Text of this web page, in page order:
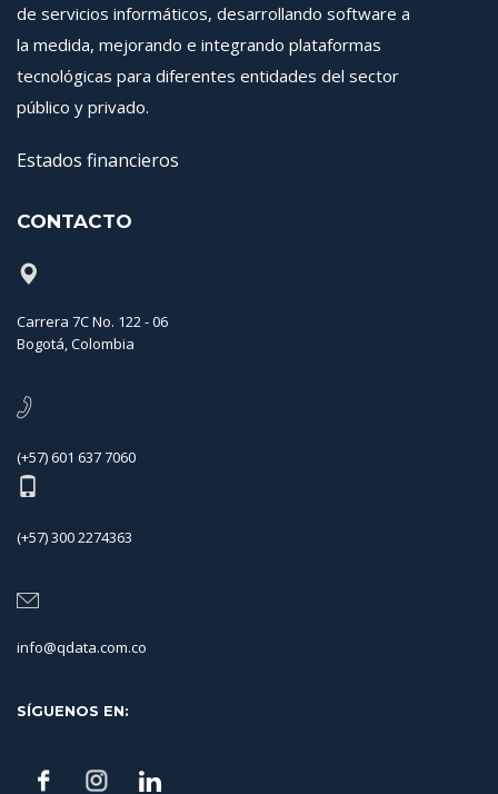
de servicios informáticos, desarrollando software a
la medida, mejorando e integrando plataformas
tecnológicas para diferentes entidades del sector
público y privado.
Estados financieros
CONTACTO
Carrera 7C No. 122 - 06
Bogotá, Colombia
(+57) 601 637 7060
(+57) 300 2274363
info@qdata.com.co
SÍGUENOS EN: